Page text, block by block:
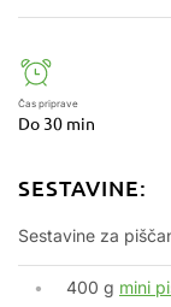
Čas priprave
Do 30 min
SESTAVINE:
Sestavine za
400 g mini